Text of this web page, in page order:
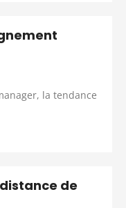
la tendance
de